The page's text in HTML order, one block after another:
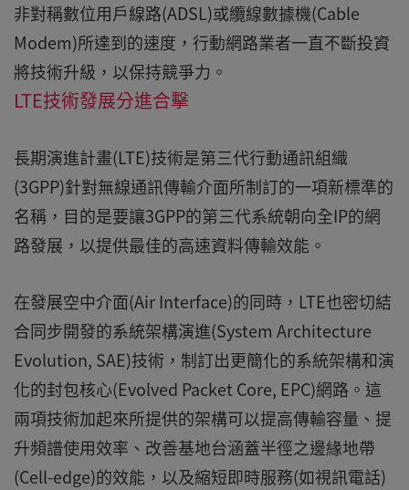
非對稱數位用戶線路(ADSL)或纜線數據機(Cable
Modem)所達到的速度，行動網路業者一直不斷投資
將技術升級，以保持競爭力。
LTE技術發展分進合擊
長期演進計畫(LTE)技術是第三代行動通訊組織
(3GPP)針對無線通訊傳輸介面所制訂的一項新標準的
名稱，目的是要讓3GPP的第三代系統朝向全IP的網
路發展，以提供最佳的高速資料傳輸效能。
在發展空中介面(Air Interface)的同時，LTE也密切結
合同步開發的系統架構演進(System Architecture
Evolution, SAE)技術，制訂出更簡化的系統架構和演
化的封包核心(Evolved Packet Core, EPC)網路。這
兩項技術加起來所提供的架構可以提高傳輸容量、提
升頻譜使用效率、改善基地台涵蓋半徑之邊緣地帶
(Cell-edge)的效能，以及縮短即時服務(如視訊電話)